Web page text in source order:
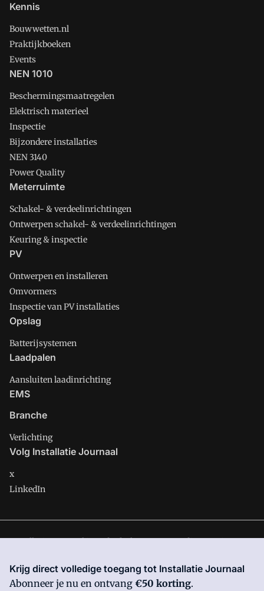
Kennis
Bouwwetten.nl
Praktijkboeken
Events
NEN 1010
Beschermingsmaatregelen
Elektrisch materieel
Inspectie
Bijzondere installaties
NEN 3140
Power Quality
Meterruimte
Schakel- & verdeelinrichtingen
Ontwerpen schakel- & verdeelinrichtingen
Keuring & inspectie
PV
Ontwerpen en installeren
Omvormers
Inspectie van PV installaties
Opslag
Batterijsystemen
Laadpalen
Aansluiten laadinrichting
EMS
Branche
Verlichting
Volg Installatie Journaal
x
LinkedIn
Installatie Journaal is onderdeel van VMN media. Lees inons
site zijn de volgende regelingen van toepassing:Algemene
VoorwaardenenPrivacy en Cookie beleid|Privacy instellingen
Krijg direct volledige toegang tot Installatie Journaal
Abonneer je nu en ontvang €50 korting.